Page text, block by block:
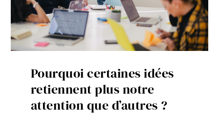
Pourquoi certaines idées
retiennent plus notre
attention que d’autres ?